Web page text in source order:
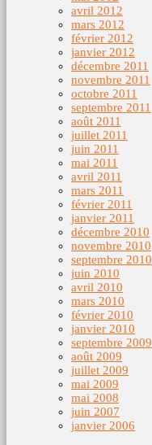
avril 2012
mars 2012
février 2012
janvier 2012
décembre 2011
novembre 2011
octobre 2011
septembre 2011
août 2011
juillet 2011
juin 2011
mai 2011
avril 2011
mars 2011
février 2011
janvier 2011
décembre 2010
novembre 2010
septembre 2010
juin 2010
avril 2010
mars 2010
février 2010
janvier 2010
septembre 2009
août 2009
juillet 2009
mai 2009
mai 2008
juin 2007
janvier 2006